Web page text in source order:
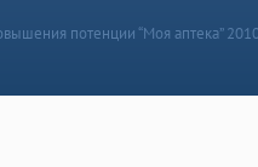
потенции “Моя аптека”